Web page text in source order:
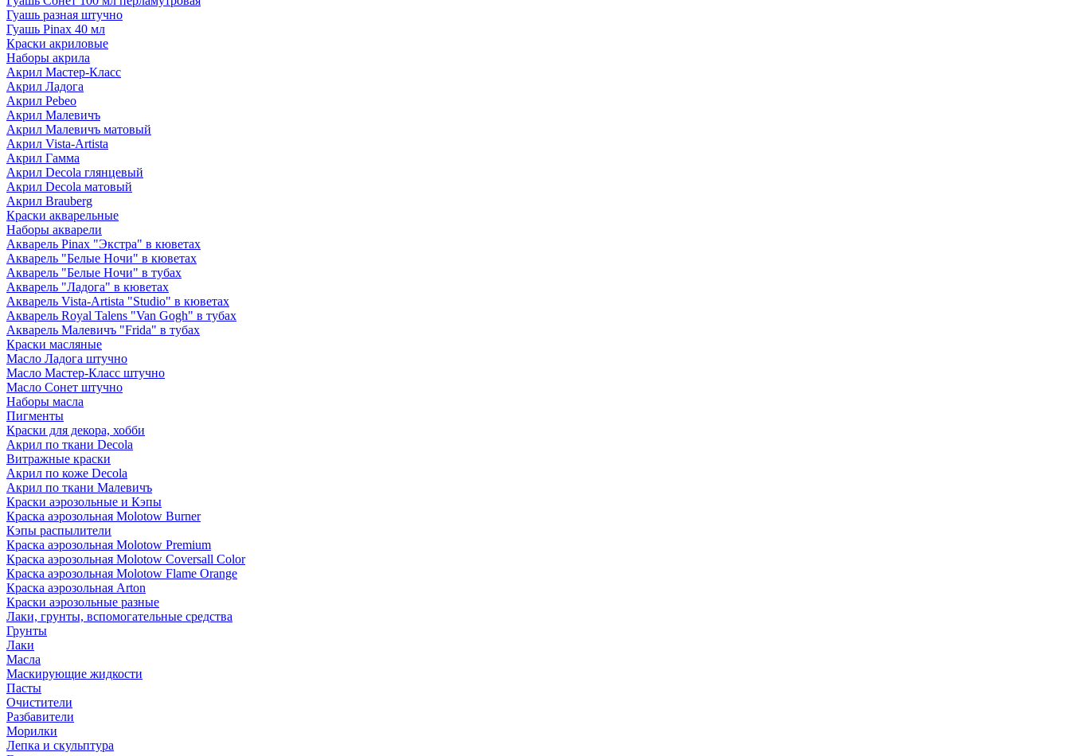
Гуашь разная штучно
Гуашь Pinax 40 мл
Краски акриловые
Наборы акрила
Акрил Мастер-Класс
Акрил Ладога
Акрил Pebeo
Акрил Малевичъ
Акрил Малевичъ матовый
Акрил Vista-Artista
Акрил Гамма
Акрил Decola глянцевый
Акрил Decola матовый
Акрил Brauberg
Краски акварельные
Наборы акварели
Акварель Pinax "Экстра" в кюветах
Акварель "Белые Ночи" в кюветах
Акварель "Белые Ночи" в тубах
Акварель "Ладога" в кюветах
Акварель Vista-Artista "Studio" в кюветах
Акварель Royal Talens "Van Gogh" в тубах
Акварель Малевичъ "Frida" в тубах
Краски масляные
Масло Ладога штучно
Масло Мастер-Класс штучно
Масло Сонет штучно
Наборы масла
Пигменты
Краски для декора, хобби
Акрил по ткани Decola
Витражные краски
Акрил по коже Decola
Акрил по ткани Малевичъ
Краски аэрозольные и Кэпы
Краска аэрозольная Molotow Burner
Кэпы распылители
Краска аэрозольная Molotow Premium
Краска аэрозольная Molotow Coversall Color
Краска аэрозольная Molotow Flame Orange
Краска аэрозольная Arton
Краски аэрозольные разные
Лаки, грунты, вспомогательные средства
Грунты
Лаки
Масла
Маскирующие жидкости
Пасты
Очистители
Разбавители
Морилки
Лепка и скульптура